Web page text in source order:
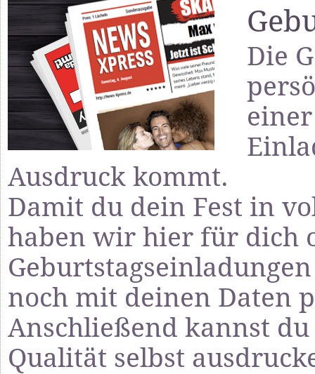
Die
Ausdruck kommt.
Damit du dein Fest in
haben wir hier für dich
noch mit deinen Daten
Anschließend kannst
Qualität selbst